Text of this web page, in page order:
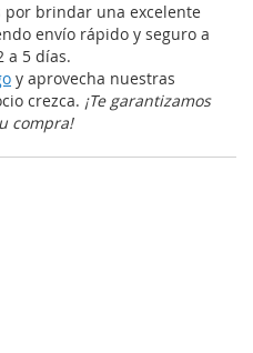
por brindar una excelente
envío rápido y seguro a
a 5 días.
y aprovecha nuestras
crezca. ¡Te garantizamos
compra!